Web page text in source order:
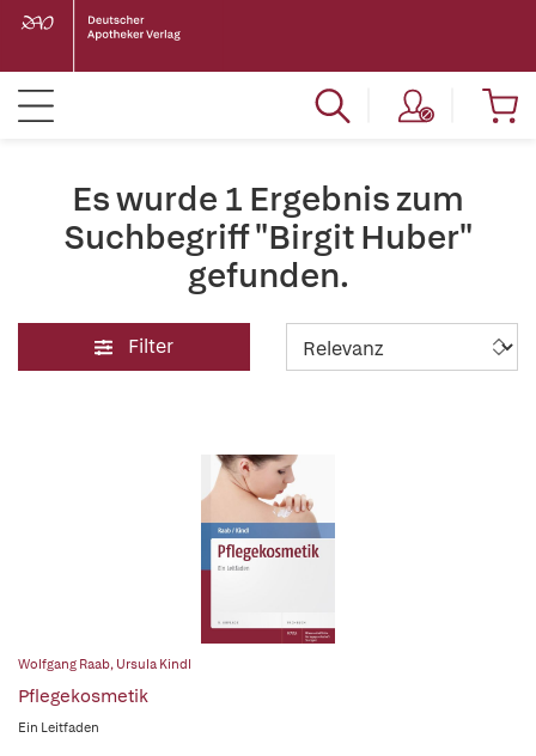
Es wurde 1 Ergebnis zum
Suchbegriff "Birgit Huber"
gefunden.
Filter
Wolfgang Raab, Ursula Kindl
Pflegekosmetik
Ein Leitfaden